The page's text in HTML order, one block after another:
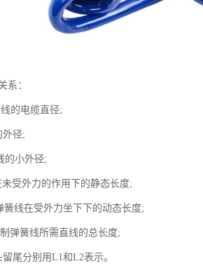
系：
的电缆直径;
外径;
的小外径;
受外力的作用下的静态长度;
线在受外力坐下下的动态长度;
弹簧线所需直线的总长度;
尾分别用L1和L2表示。